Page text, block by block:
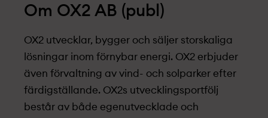
Om OX2 AB (publ)
OX2 utvecklar, bygger och säljer storskaliga
lösningar inom förnybar energi. OX2 erbjuder
även förvaltning av vind- och solparker efter
färdigställande. OX2s utvecklingsportfölj
består av både egenutvecklade och